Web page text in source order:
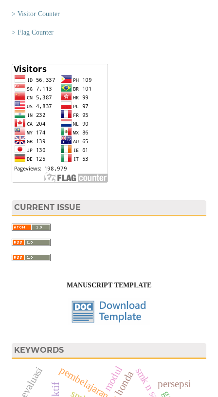
> Visitor Counter
> Flag Counter
CURRENT ISSUE
MANUSCRIPT TEMPLATE
KEYWORDS
persepsi
honda
modul
evaluasi